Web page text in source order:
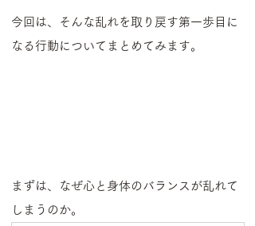
今回は、そんな乱れを取り戻す第一歩目に
なる行動についてまとめてみます。
まずは、なぜ心と身体のバランスが乱れて
しまうのか。